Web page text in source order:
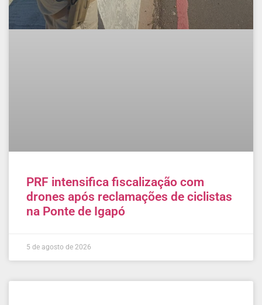
PRF intensifica fiscalização com
drones após reclamações de ciclistas
na Ponte de Igapó
5 de agosto de 2026